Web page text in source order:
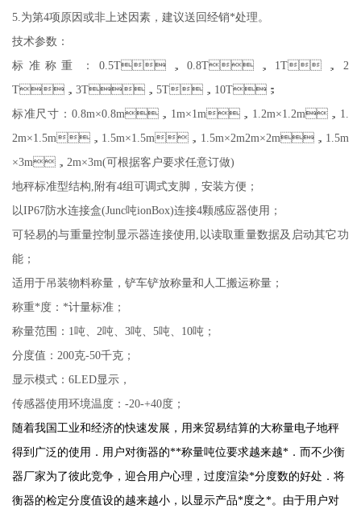
5.为第4项原因或非上述因素，建议送回经销*处理。
技术参数：
标准称重： 0.5T，0.8T，1T，2
T，3T，5T，10T；
标准尺寸： 0.8m×0.8m，1m×1m，1.2m×1.2m，1.
2m×1.5m，1.5m×1.5m，1.5m×2m2m×2m，1.5m
×3m，2m×3m(可根据客户要求任意订做)
地秤标准型结构 ,附有4组可调式支脚，安装方便；
以IP67防水连接盒(Junc吨ionBox)连接4颗感应器使用；
可轻易的与重量控制显示器连接使用 ,以读取重量数据及启动其它功
能；
适用于吊装物料称量，铲车铲放称量和人工搬运称量；
称重*度：*计量标准；
称量范围： 1吨、2吨、3吨、5吨、10吨；
分度值： 200克-50千克；
显示模式：6LED显示，
传感器使用环境温度：-20-+40度；
随着我国工业和经济的快速发展，用来贸易结算的大称量电子地秤
得到广泛的使用．用户对衡器的**称量吨位要求越来越*．而不少衡
器厂家为了彼此竞争，迎合用户心理，过度渲染*分度数的好处．将
衡器的检定分度值设的越来越小，以显示产品*度之*。由于用户对